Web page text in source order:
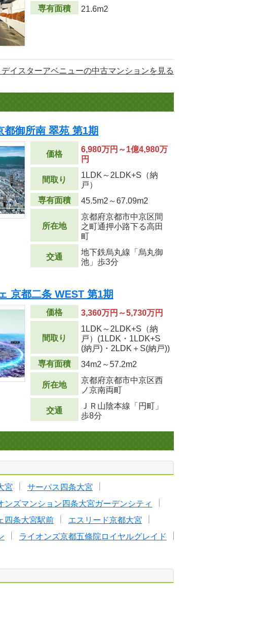
専有面積
21.6m2
デイスターアベニューの中古マンションを見る
都御所南 翠苑 第1期
価格
6,980万円～1億4,980万
円
間取り
1LDK～2LDK+S（納
戸）
専有面積
45.5m2 ～67.09m2
所在地
京都府京都市中京区間
之町通押小路下る高田
町
交通
地下鉄烏丸線「烏丸御
池」歩3分
京都二条 WEST 第1期
価格 3,360万円～5,730万円
間取り
1LDK～2LDK+S（納
戸）(1LDK・1LDK+S
(納戸)・2LDK＋S(納戸))
専有面積
34m2 ～57.2m2
所在地
京都府京都市中京区西
ノ京南両町
交通
ＪＲ山陰本線「円町」
歩8分
宮
サーパス四条大宮
ンズマンション四条大宮ガーデンシティ
四条大宮駅前
エスリード京都大宮
ライオンズ京都五條院ロイヤルグレイド